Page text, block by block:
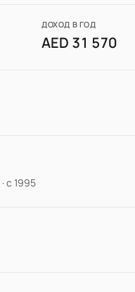
ДОХОД В ГОД
AED 31 570
· с 1995